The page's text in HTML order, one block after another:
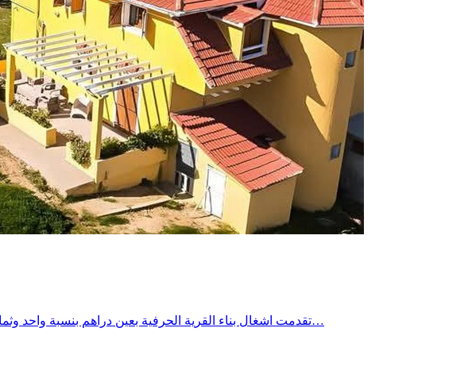
تقدمت اشغال بناء القرية الحرفية بعين دراهم بنسبة واحد وثمانين بالمائة على ان تستكمل الاشغال في اكتوبر المقبل بما سيساهم في دعم حرفيي المنطقة ومساعدتهم على ترويج…